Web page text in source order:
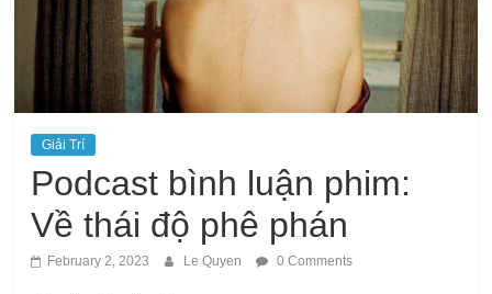
Giải Trí
Podcast bình luận phim:
Về thái độ phê phán
February 2, 2023 Le Quyen 0 Comments